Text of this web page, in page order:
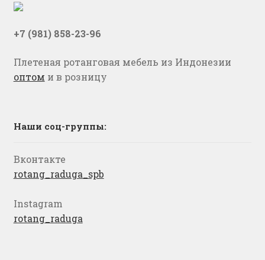
+7 (981) 858-23-96
Плетеная ротанговая мебель из Индонезии
оптом и в розницу
Наши соц-группы:
Вконтакте
rotang_raduga_spb
Instagram
rotang_raduga